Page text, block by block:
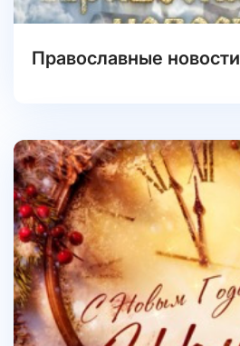
Православные новости